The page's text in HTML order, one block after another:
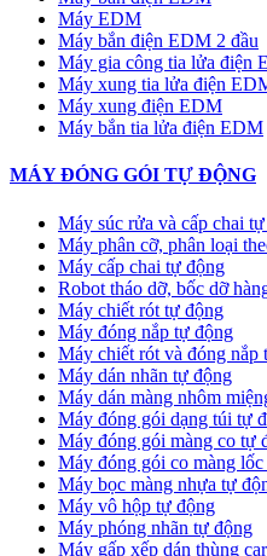
Máy EDM
Máy bắn điện EDM 2 đầu
Máy gia công tia lửa điện
Máy xung tia lửa điện
Máy xung điện EDM
Máy bắn tia lửa điện EDM
MÁY ĐÓNG GÓI TỰ ĐỘNG
Máy súc rửa và cấp chai
Máy phân cỡ, phân loại
Máy cấp chai tự động
Robot tháo dỡ, bốc dỡ
Máy chiết rót tự động
Máy đóng nắp tự động
Máy chiết rót và đóng nắp
Máy dán nhãn tự động
Máy dán màng nhôm
Máy đóng gói dạng túi tự
Máy đóng gói màng co tự
Máy đóng gói co màng
Máy bọc màng nhựa tự
Máy vô hộp tự động
Máy phóng nhãn tự động
Máy gấp xếp dán thùng